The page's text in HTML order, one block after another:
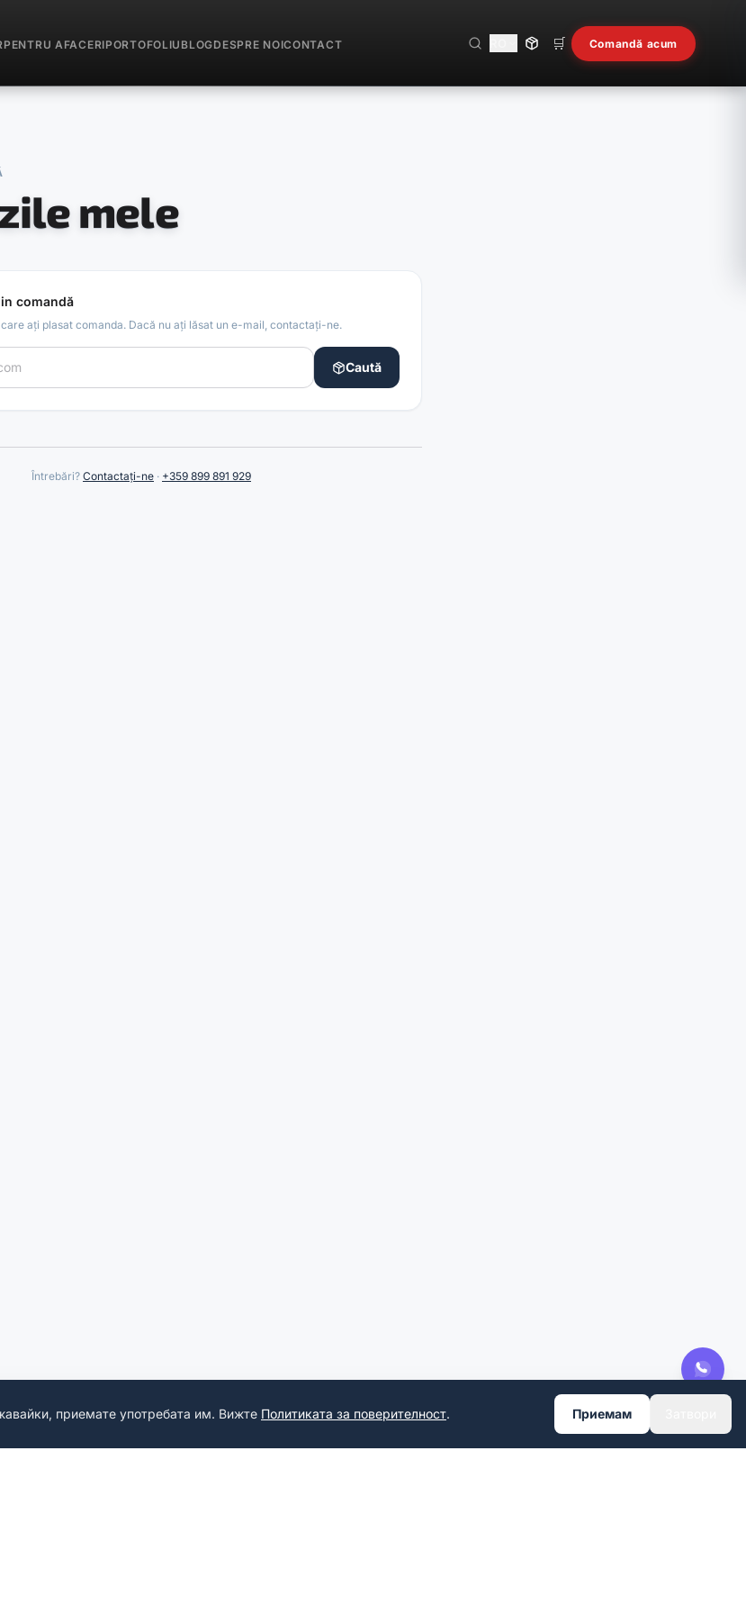
PENTRU AFACERIPORTOFOLIU BLOGDESPRE NOICONTACT 🛒 Comandă acum
mele
comandă
ați plasat comanda. Dacă nu ați lăsat un e-mail, contactați-ne.
Caută
Întrebări? Contactați-ne · +359 899 891 929
приемате употребата им. Вижте Политиката за поверителност. Приемам